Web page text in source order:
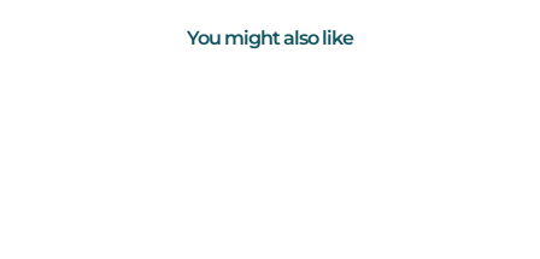
You might also like